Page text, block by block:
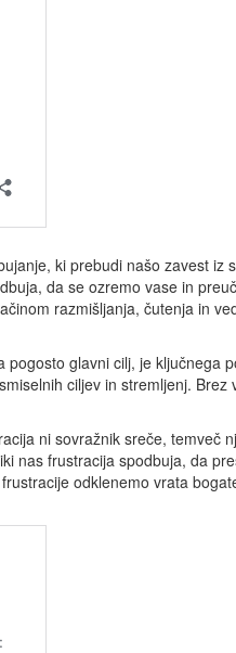
ki prebudi našo zavest
da se ozremo vase in
razmišljanja, čutenja in
glavni cilj, je ključnega
ciljev in stremljenj.
ni sovražnik sreče, temveč
frustracija spodbuja, da
odklenemo vrata